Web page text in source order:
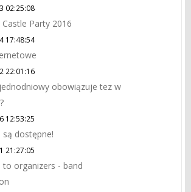
02:25:08
Castle Party 2016
17:48:54
22:01:16
obowiązuje tez w
12:53:25
są dostępne!
21:27:05
to organizers - band